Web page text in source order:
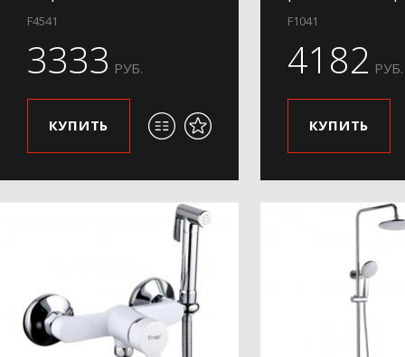
F4541
3333 РУБ.
КУПИТЬ
F1041
4182 РУБ.
КУПИТЬ